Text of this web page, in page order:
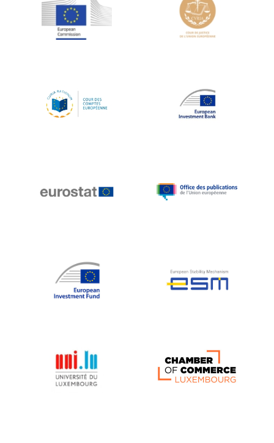
Jean-Louis Schiltz
Jean-Victor Louis
Johnny Åkerholm
Katharien L.C. Hunt
Klaus-Heiner Lehne
Koen LENAERTS
Lars Heikensten
Lucas Papademos
Máire Geoghegan-Quinn